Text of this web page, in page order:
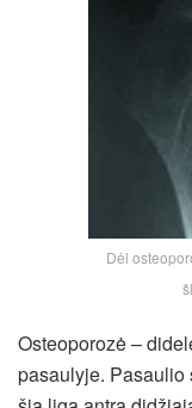
Dėl
Osteoporozė –
pasaulyje. Pasaulio